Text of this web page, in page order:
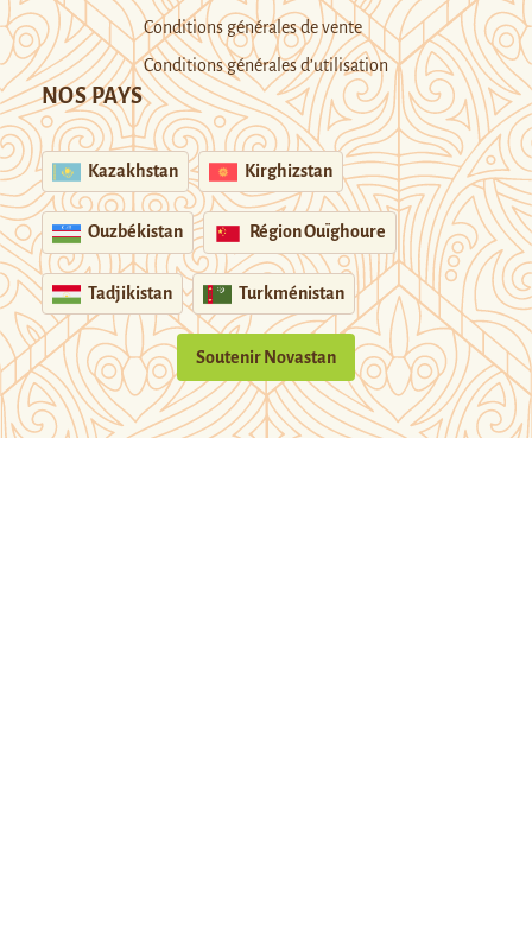
Conditions générales de vente
Conditions générales d’utilisation
NOS PAYS
Kazakhstan Kirghizstan
Ouzbékistan Région Ouïghoure
Tadjikistan Turkménistan
Soutenir Novastan